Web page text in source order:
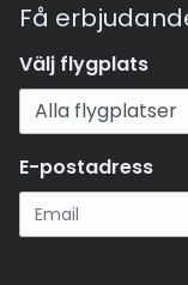
Få
Välj flygplats
E-postadress